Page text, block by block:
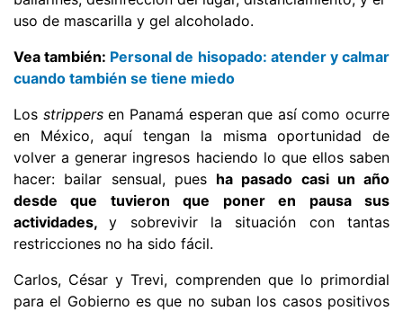
uso de mascarilla y gel alcoholado.
Vea también: Personal de hisopado: atender y calmar
cuando también se tiene miedo
Los strippersen Panamá esperan que así como ocurre
en México, aquí tengan la misma oportunidad de
volver a generar ingresos haciendo lo que ellos saben
hacer: bailar sensual, pues ha pasado casi un año
desde que tuvieron que poner en pausa sus
actividades,y sobrevivir la situación con tantas
restricciones no ha sido fácil.
Carlos, César y Trevi, comprenden que lo primordial
para el Gobierno es que no suban los casos positivos